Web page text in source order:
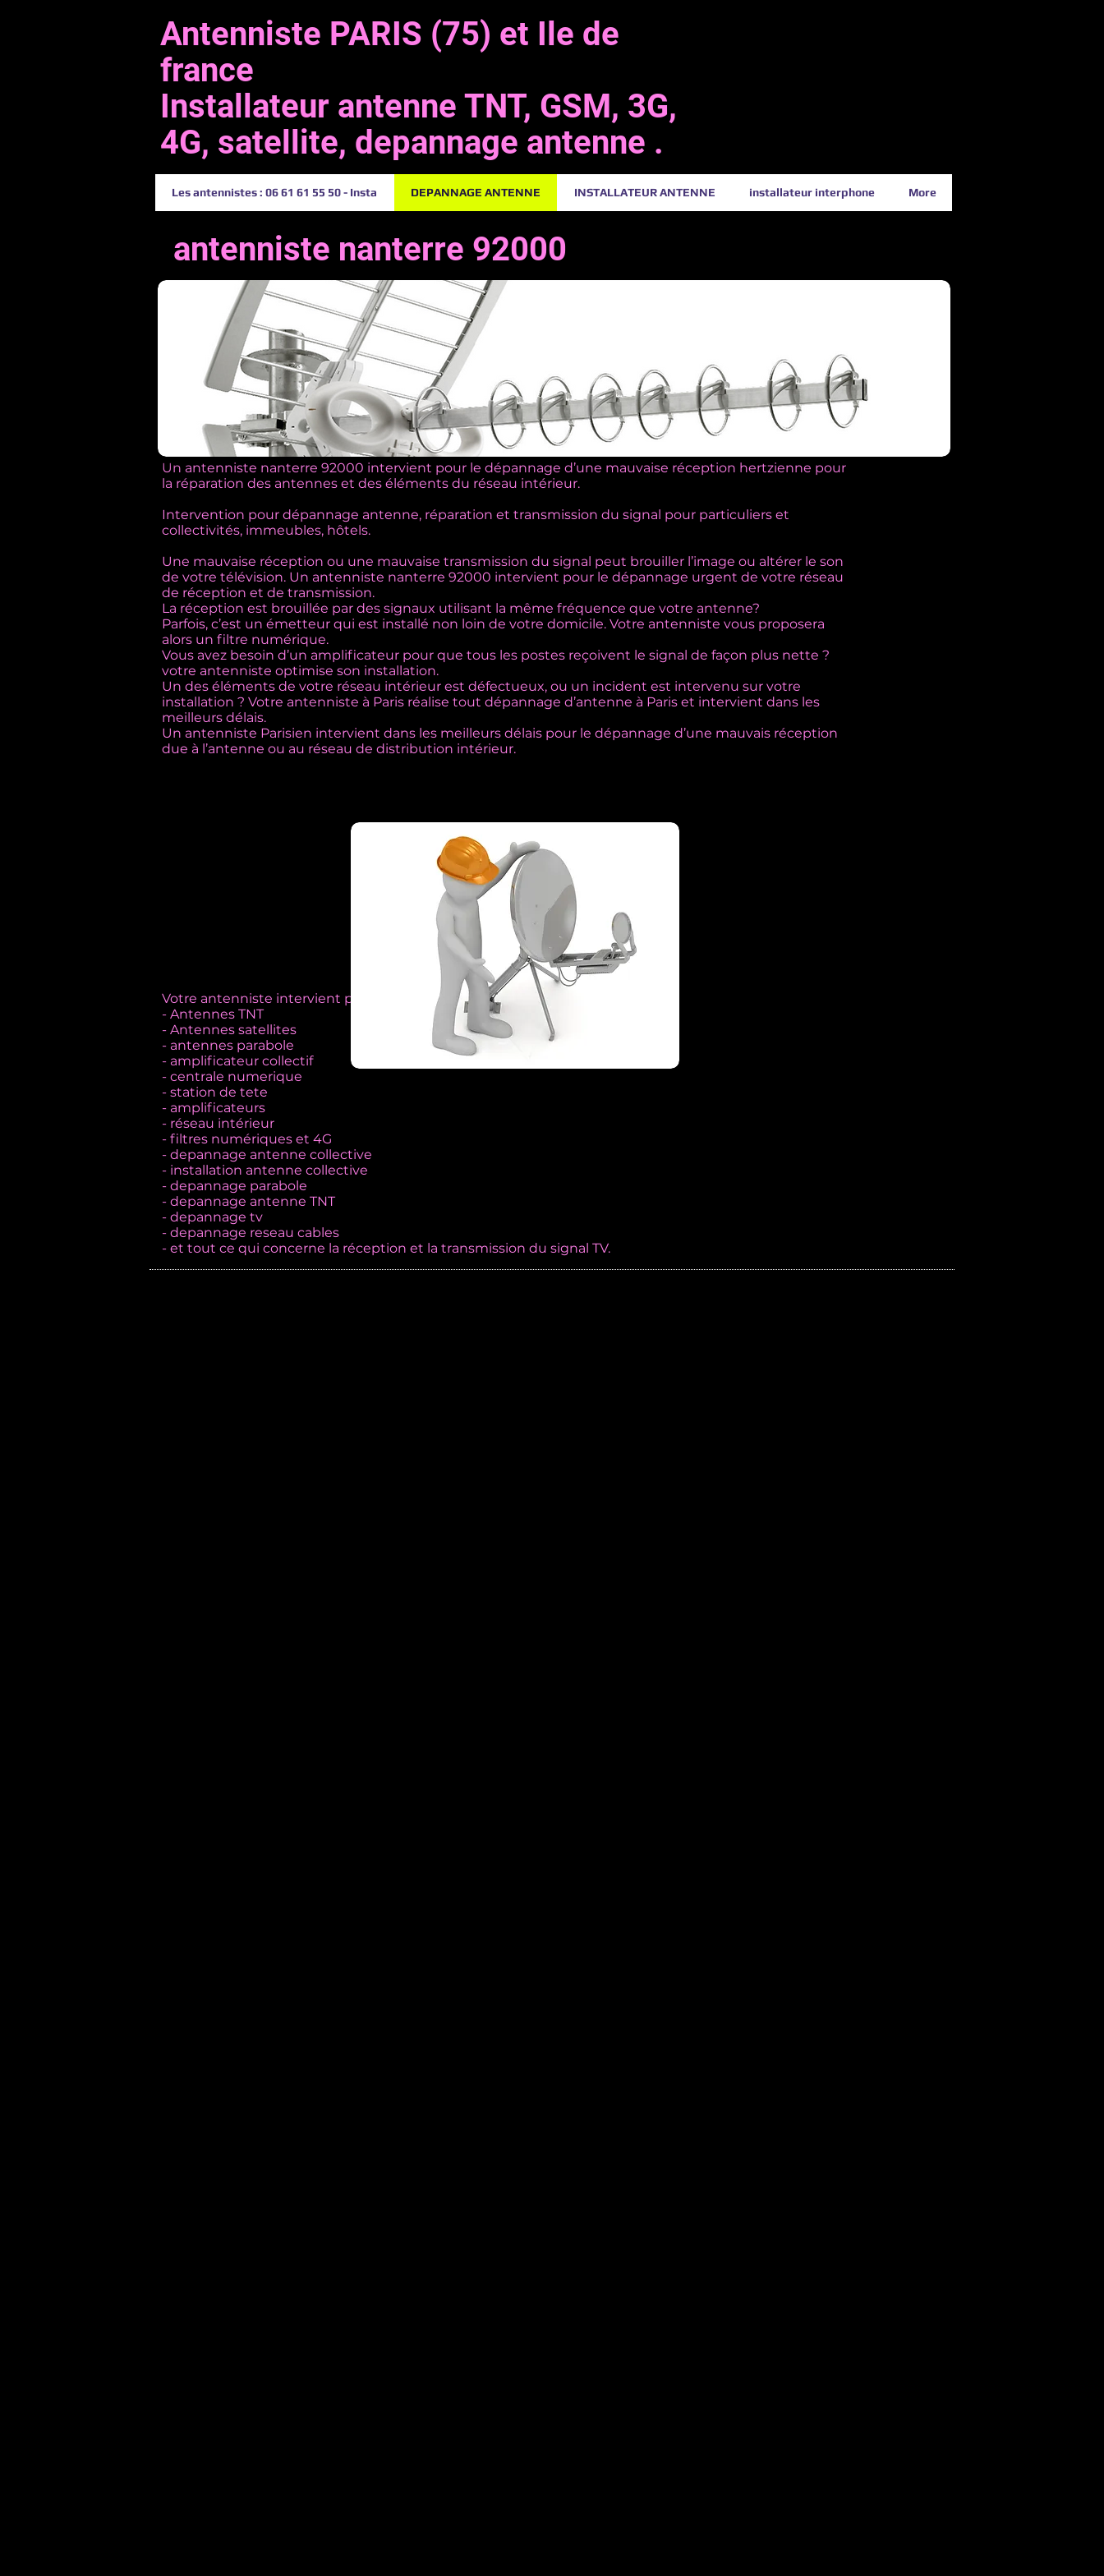
Antenniste PARIS (75) et Ile de
france
Installateur antenne TNT, GSM, 3G,
4G, satellite, depannage antenne .
antenniste nanterre 92000
Un antenniste nanterre 92000 intervient pour le dépannage d’une mauvaise réception hertzienne pour
la réparation des antennes et des éléments du réseau intérieur.
Intervention pour dépannage antenne, réparation et transmission du signal pour particuliers et
collectivités, immeubles, hôtels.
Une mauvaise réception ou une mauvaise transmission du signal peut brouiller l’image ou altérer le son
de votre télévision. Un antenniste nanterre 92000 intervient pour le dépannage urgent de votre réseau
de réception et de transmission.
La réception est brouillée par des signaux utilisant la même fréquence que votre antenne?
Parfois, c’est un émetteur qui est installé non loin de votre domicile. Votre antenniste vous proposera
alors un filtre numérique.
Vous avez besoin d’un amplificateur pour que tous les postes reçoivent le signal de façon plus nette ?
votre antenniste optimise son installation.
Un des éléments de votre réseau intérieur est défectueux, ou un incident est intervenu sur votre
installation ? Votre antenniste à Paris réalise tout dépannage d’antenne à Paris et intervient dans les
meilleurs délais.
Un antenniste Parisien intervient dans les meilleurs délais pour le dépannage d’une mauvais réception
due à l’antenne ou au réseau de distribution intérieur.
Votre antenniste intervient pour un dépannage sur ces éléments :
- Antennes TNT
- Antennes satellites
- antennes parabole
- amplificateur collectif
- centrale numerique
- station de tete
- amplificateurs
- réseau intérieur
- filtres numériques et 4G
- depannage antenne collective
- installation antenne collective
- depannage parabole
- depannage antenne TNT
- depannage tv
- depannage reseau cables
- et tout ce qui concerne la réception et la transmission du signal TV.
Les antennistes : 06 61 61 55 50 - Insta DEPANNAGE ANTENNE INSTALLATEUR ANTENNE installateur interphone More